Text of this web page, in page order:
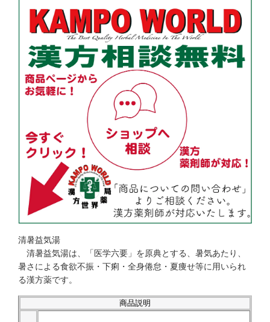
清暑益気湯
清暑益気湯は、「医学六要」を原典とする、暑気あたり、
暑さによる食欲不振・下痢・全身倦怠・夏痩せ等に用いられ
る漢方薬です。
商品説明